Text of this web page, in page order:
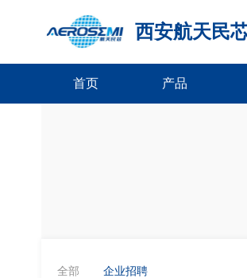
西安航天民
首页 产品
全部 企业招聘